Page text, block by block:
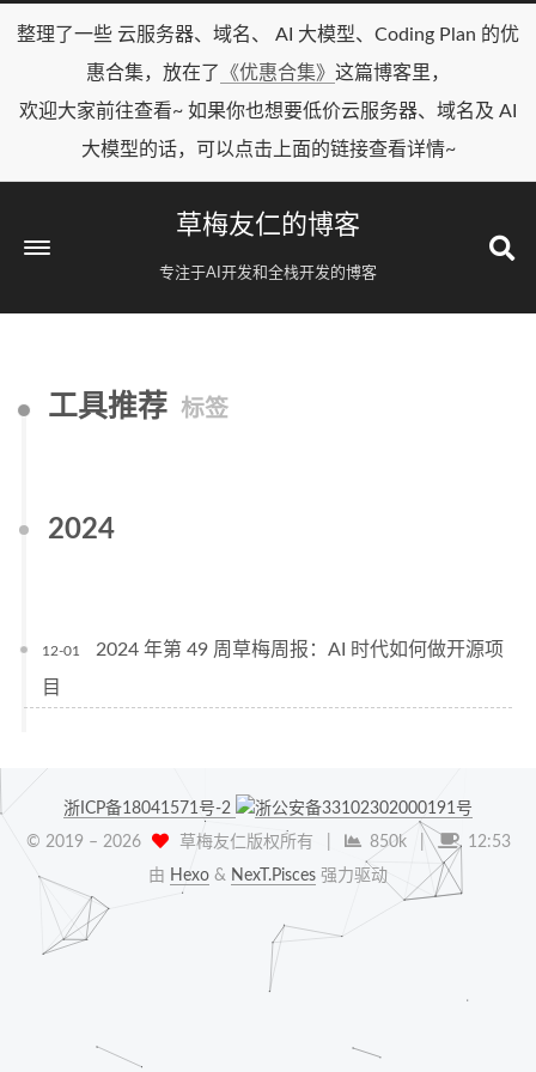
整理了一些 云服务器、域名、 AI 大模型、Coding Plan 的优
惠合集，放在了
《优惠合集》 这篇博客里，
欢迎大家前往查看~ 如果你也想要低价云服务器、域名及 AI
大模型的话，可以点击上面的链接查看详情~
草梅友仁的博客
专注于AI开发和全栈开发的博客
工具推荐 标签
2024
12-01
2024 年第 49 周草梅周报：AI 时代如何做开源项
目
浙ICP备18041571号-2
浙公安备33102302000191号
© 2019 – 2026 草梅友仁版权所有 850k
12:53
由 Hexo & NexT.Pisces 强力驱动